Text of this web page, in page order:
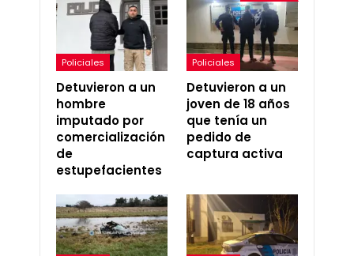
Policiales
Detuvieron a un
hombre
imputado por
comercialización
de
estupefacientes
Policiales
Detuvieron a un
joven de 18 años
que tenía un
pedido de
captura activa